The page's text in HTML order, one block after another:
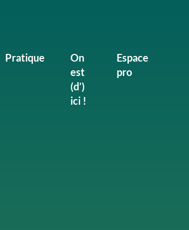
Pratique
On
est
(d’)
ici !
Espace
pro